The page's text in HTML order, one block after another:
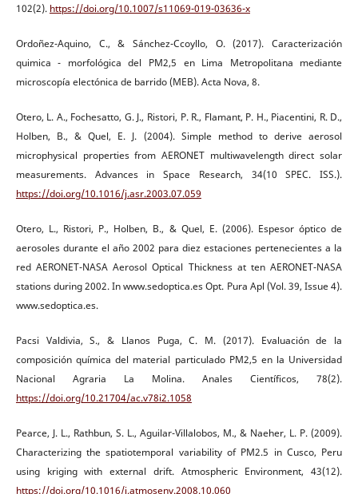
102(2). https://doi.org/10.1007/s11069-019-03636-x
Ordoñez-Aquino, C., & Sánchez-Ccoyllo, O. (2017). Caracterización
quimica - morfológica del PM2,5 en Lima Metropolitana mediante
microscopía electónica de barrido (MEB). Acta Nova, 8.
Otero, L. A., Fochesatto, G. J., Ristori, P. R., Flamant, P. H., Piacentini, R. D.,
Holben, B., & Quel, E. J. (2004). Simple method to derive aerosol
microphysical properties from AERONET multiwavelength direct solar
measurements. Advances in Space Research, 34(10 SPEC. ISS.).
https://doi.org/10.1016/j.asr.2003.07.059
Otero, L., Ristori, P., Holben, B., & Quel, E. (2006). Espesor óptico de
aerosoles durante el año 2002 para diez estaciones pertenecientes a la
red AERONET-NASA Aerosol Optical Thickness at ten AERONET-NASA
stations during 2002. In www.sedoptica.es Opt. Pura Apl (Vol. 39, Issue 4).
www.sedoptica.es.
Pacsi Valdivia, S., & Llanos Puga, C. M. (2017). Evaluación de la
composición química del material particulado PM2,5 en la Universidad
Nacional Agraria La Molina. Anales Científicos, 78(2).
https://doi.org/10.21704/ac.v78i2.1058
Pearce, J. L., Rathbun, S. L., Aguilar-Villalobos, M., & Naeher, L. P. (2009).
Characterizing the spatiotemporal variability of PM2.5 in Cusco, Peru
using kriging with external drift. Atmospheric Environment, 43(12).
https://doi.org/10.1016/j.atmosenv.2008.10.060